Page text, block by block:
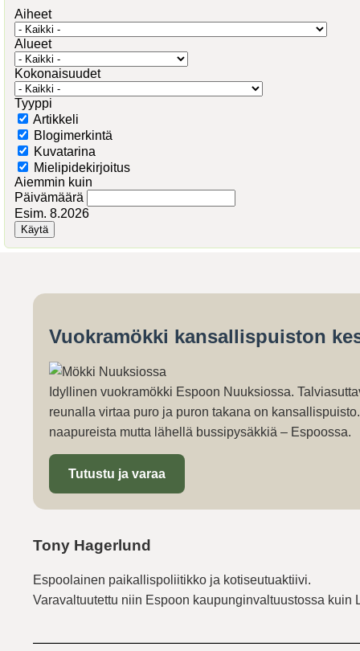
Aiheet
Alueet
Kokonaisuudet
Tyyppi
Artikkeli
Blogimerkintä
Kuvatarina
Mielipidekirjoitus
Aiemmin kuin
Päivämäärä
Esim. 8.2026
Vuokramökki kansallispuiston
Idyllinen vuokramökki Espoon Nuuksiossa.
reunalla virtaa puro ja puron takana on
naapureista mutta lähellä bussipysäkkiä – Espoossa.
Tutustu ja varaa
Tony Hagerlund
Espoolainen paikallispoliitikko ja kotiseutuaktiivi.
Varavaltuutettu niin Espoon kaupunginvaltuustossa